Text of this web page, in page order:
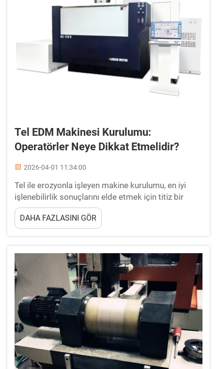
Tel EDM Makinesi Kurulumu:
Operatörler Neye Dikkat Etmelidir?
2026-04-01 11:34:00
Tel ile erozyonla işleyen makine kurulumu, en iyi
işlenebilirlik sonuçlarını elde etmek için titiz bir
dikkat ve sistematik bir yaklaşım gerektirir.
Operatörlerin doğru tel ile erozyonla işleyen makine
kurulumunun parça doğruluğunu, yüzey kalitesini ve
DAHA FAZLASINI GÖR